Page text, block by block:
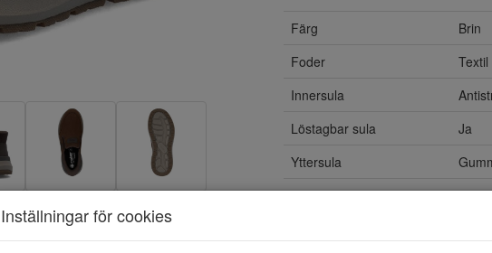
Färg
Brin
Foder
Textil
Innersula
Löstagbar sula
Ja
Yttersula
Vattenavvisande
Ja
Inställningar för cookies